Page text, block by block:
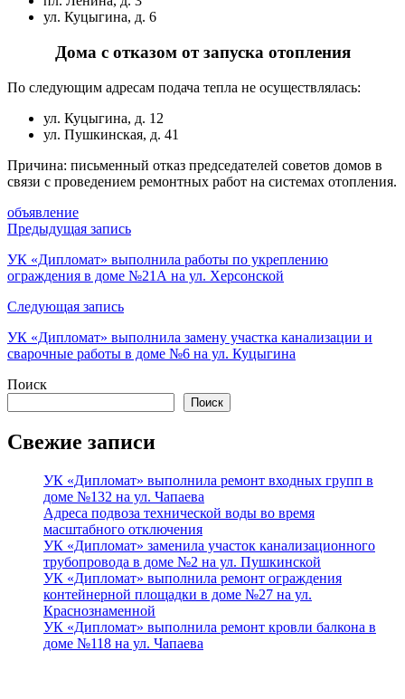
ул. Куцыгина, д. 6
Дома с отказом от запуска отопления
По следующим адресам подача тепла не осуществлялась:
ул. Куцыгина, д. 12
ул. Пушкинская, д. 41
Причина: письменный отказ председателей советов домов в
связи с проведением ремонтных работ на системах отопления.
объявление
Навигация
по
записям
Предыдущая запись
УК «Дипломат» выполнила работы по укреплению
ограждения в доме №21А на ул. Херсонской
Следующая запись
УК «Дипломат» выполнила замену участка канализации и
сварочные работы в доме №6 на ул. Куцыгина
Поиск
Поиск
Свежие записи
УК «Дипломат» выполнила ремонт входных групп в
доме №132 на ул. Чапаева
Адреса подвоза технической воды во время
масштабного отключения
УК «Дипломат» заменила участок канализационного
трубопровода в доме №2 на ул. Пушкинской
УК «Дипломат» выполнила ремонт ограждения
контейнерной площадки в доме №27 на ул.
Краснознаменной
УК «Дипломат» выполнила ремонт кровли балкона в
доме №118 на ул. Чапаева